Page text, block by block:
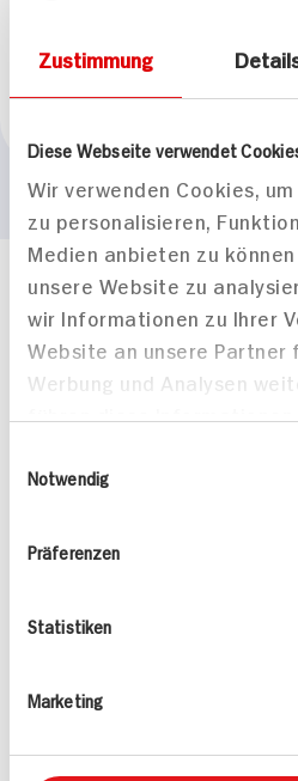
Zustimmung
Diese Webseite verwendet
Wir verwenden Cookies,
zu personalisieren,
Medien anbieten zu
unsere Website zu
wir Informationen zu Ihrer
Website an unsere Partner
Werbung und Analysen
bereitgestellt haben oder
Notwendig
Präferenzen
Statistiken
Marketing
Marke
Häufig gestellte Fragen
Mehr Informationen in unserem
kontakt
hit.de
Wir beantworten gerne Ihre
Folgen Sie uns auf TikTok